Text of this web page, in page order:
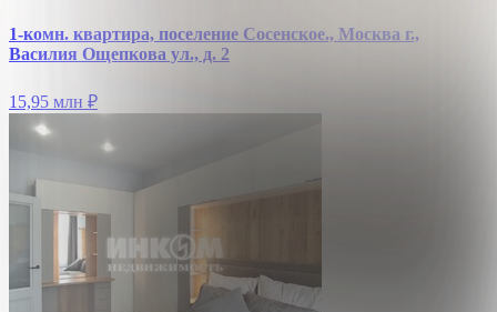
1-комн. квартира, поселение Сосенское., Москва г.,
Василия Ощепкова ул., д. 2
15,95 млн ₽